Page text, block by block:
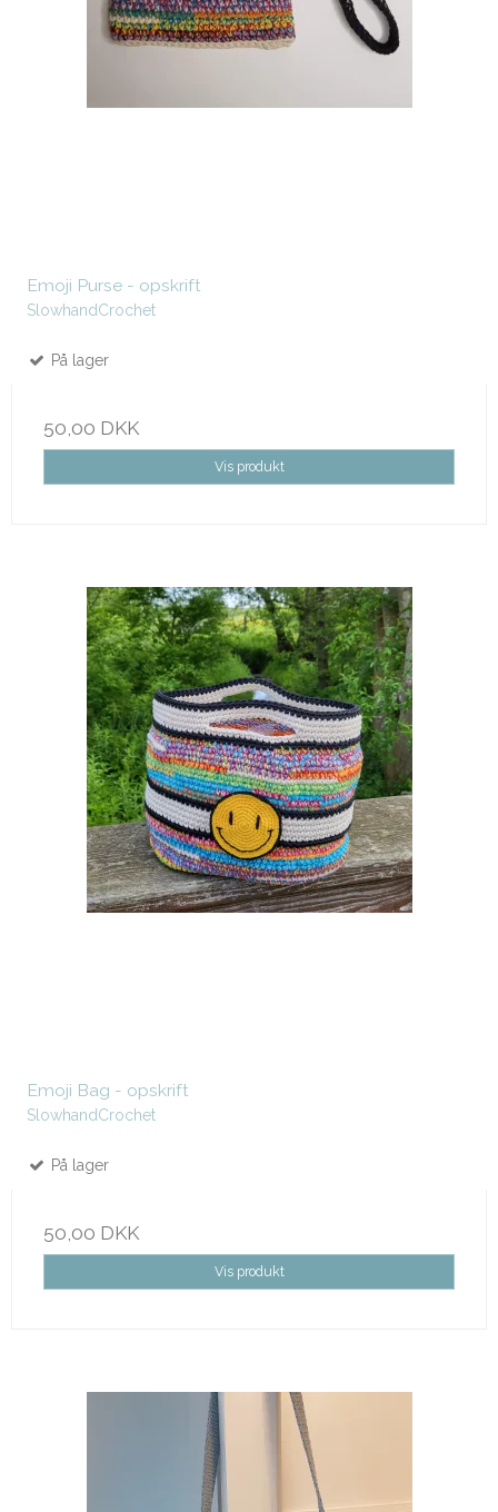
Emoji Purse - opskrift
SlowhandCrochet
På lager
50,00 DKK
Vis produkt
Emoji Bag - opskrift
SlowhandCrochet
På lager
50,00 DKK
Vis produkt